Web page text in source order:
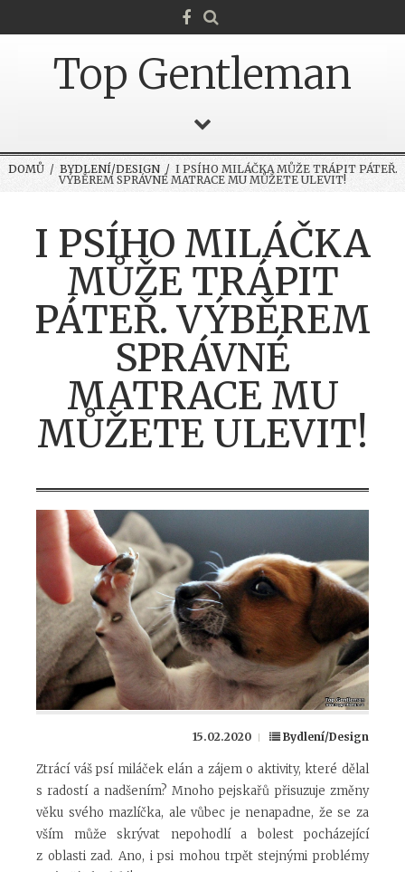
Top Gentleman
DOMŮ/ BYDLENÍ/DESIGN/ I PSÍHO MILÁČKA MŮŽE TRÁPIT PÁTEŘ.
VÝBĚREM SPRÁVNÉ MATRACE MU MŮŽETE ULEVIT!
I PSÍHO MILÁČKA
MŮŽE TRÁPIT
PÁTEŘ. VÝBĚREM
SPRÁVNÉ
MATRACE MU
MŮŽETE ULEVIT!
15.02.2020 Bydlení/Design
Ztrácí váš psí miláček elán a zájem o aktivity, které dělal
s radostí a nadšením? Mnoho pejskařů přisuzuje změny
věku svého mazlíčka, ale vůbec je nenapadne, že se za
vším může skrývat nepohodlí a bolest pocházející
z oblasti zad. Ano, i psi mohou trpět stejnými problémy